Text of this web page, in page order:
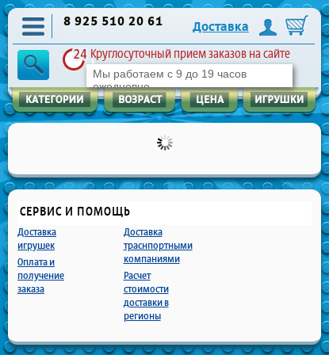
8 925 510 20 61
Доставка
Круглосуточный прием заказов на сайте
Мы работаем с 9 до 19 часов
ежедневно
СЕРВИС И ПОМОЩЬ
Доставка
игрушек
Оплата и
получение
заказа
Доставка
траснпортными
компаниями
Расчет
стоимости
доставки в
регионы